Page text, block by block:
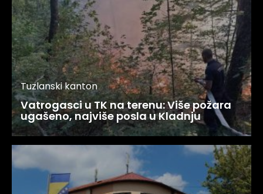
Tuzlanski kanton
Vatrogasci u TK na terenu: Više požara
ugašeno, najviše posla u Kladnju